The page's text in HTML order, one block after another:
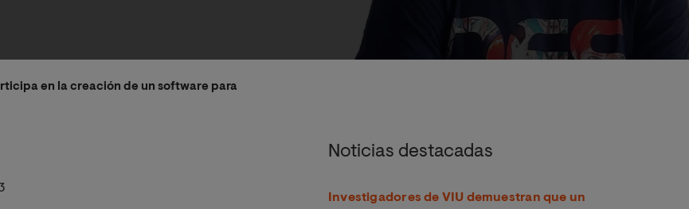
en la creación de un software para prevenir inundaciones en zonas urbanas
Noticias destacadas
Investigadores de VIU demuestran que un